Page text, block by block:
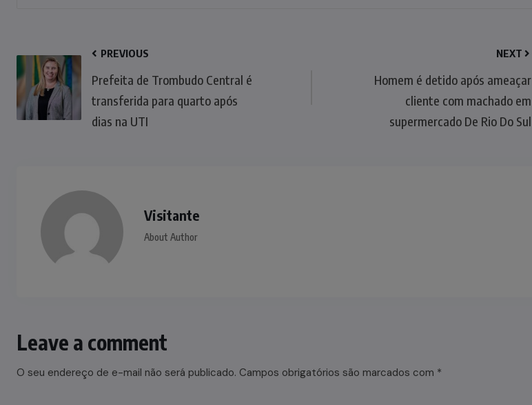
PREVIOUS
Prefeita de Trombudo Central é
transferida para quarto após
dias na UTI
NEXT
Homem é detido após ameaçar
cliente com machado em
supermercado De Rio Do Sul
Visitante
About Author
Leave a comment
O seu endereço de e-mail não será publicado. Campos obrigatórios são marcados com *